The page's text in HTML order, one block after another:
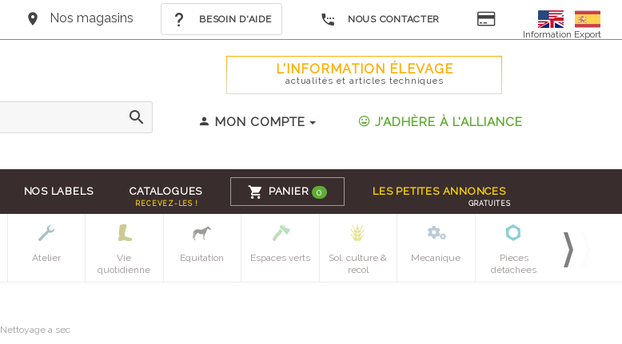
Nos magasins BESOIN D'AIDE
NOUS CONTACTER
Information Export
L'INFORMATION ÉLEVAGE
actualités et articles techniques
MON COMPTE J'ADHÈRE À L'ALLIANCE
NOS LABELS CATALOGUES
RECEVEZ-LES !
PANIER 0 LES PETITES ANNONCES
GRATUITES
Atelier
Vie
quotidienne
Equitation Espaces verts
Sol, culture &
recol
Mecanique
Pieces
detachees
Nettoyage a sec